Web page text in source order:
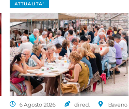
ATTUALITA'
6 Agosto 2026 di red. Baveno